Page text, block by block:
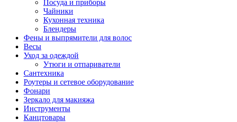
Посуда и приборы
Чайники
Кухонная техника
Блендеры
Фены и выпрямители для волос
Весы
Уход за одеждой
Утюги и отпариватели
Сантехника
Роутеры и сетевое оборудование
Фонари
Зеркало для макияжа
Инструменты
Канцтовары